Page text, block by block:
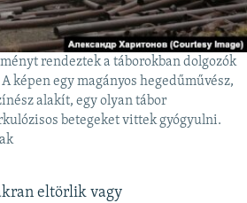
rendeztek a táborokban dolgozók
képen egy magányos hegedűművész,
alakít, egy olyan tábor
betegeket vittek gyógyulni.
eltörlik vagy